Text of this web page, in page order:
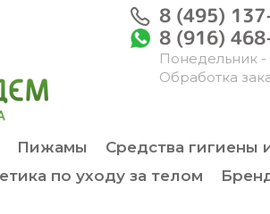
8 (495)
8 (916)
Понедельник -
Обработка
Пижамы Средства гигиены
по уходу за телом